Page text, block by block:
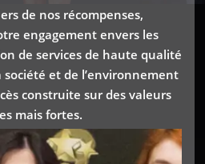
de nos récompenses,
engagement envers les
de services de haute qualité
et de l’environnement
construite sur des valeurs
mais fortes.